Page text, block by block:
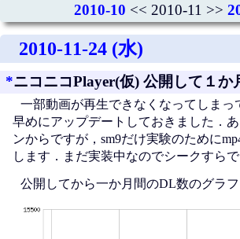
2010-10 << 2010-11 >>
2010-11-24 (水)
*ニコニコPlayer(仮) 公開して１か
一部動画が再生できなくなってしまっ
早めにアップデートしておきました．
ンからですが，sm9だけ実験のために
します．まだ実装中なのでシークすらで
公開してから一か月間のDL数のグラフ